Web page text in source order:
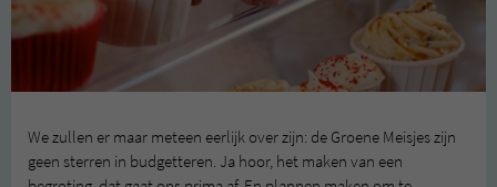
We zullen er maar meteen eerlijk over zijn: de Groene Meisjes zijn
geen sterren in budgetteren. Ja hoor, het maken van een